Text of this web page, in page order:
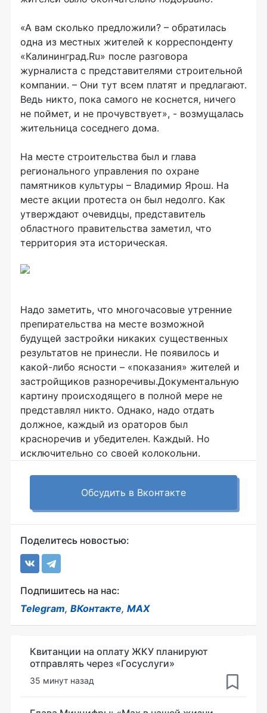
«А вам сколько предложили? – обратилась
одна из местных жителей к корреспонденту
«Калининград.Ru» после разговора
журналиста с представителями строительной
компании. – Они тут всем платят и предлагают.
Ведь никто, пока самого не коснется, ничего
не поймет, и не прочувствует», - возмущалась
жительница соседнего дома.
На месте строительства был и глава
регионального управления по охране
памятников культуры – Владимир Ярош. На
месте акции протеста он был недолго. Как
утверждают очевидцы, представитель
областного правительства заметил, что
территория эта историческая.
Надо заметить, что многочасовые утренние
препирательства на месте возможной
будущей застройки никаких существенных
результатов не принесли. Не появилось и
какой-либо ясности – «показания» жителей и
застройщиков разноречивы.Документальную
картину происходящего в полной мере не
представлял никто. Однако, надо отдать
должное, каждый из ораторов был
красноречив и убедителен. Каждый. Но
исключительно со своей колокольни.
Обсудить в Вконтакте
Поделитесь новостью:
Подпишитесь на нас:
Telegram, ВКонтакте, MAX
Квитанции на оплату ЖКУ планируют
отправлять через «Госуслуги»
35 минут назад